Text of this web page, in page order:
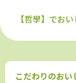
【哲學】でお
こだわりのお